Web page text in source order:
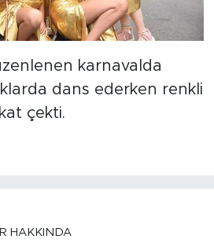
karnavalda
dans ederken renkli
çekti.
HAKKINDA